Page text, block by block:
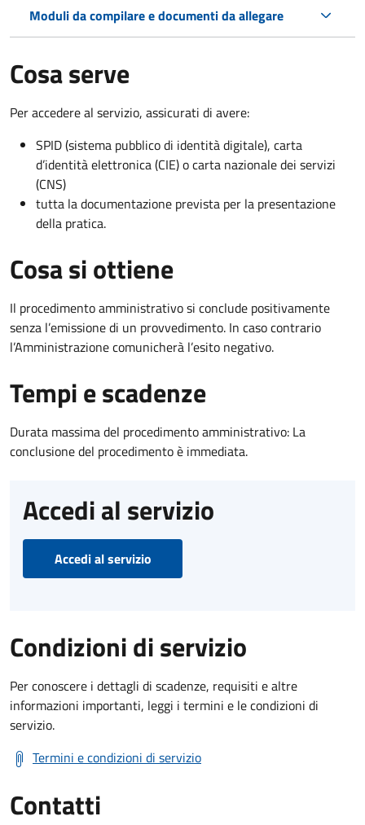
Moduli da compilare e documenti da allegare
Cosa serve
Per accedere al servizio, assicurati di avere:
SPID (sistema pubblico di identità digitale), carta
d’identità elettronica (CIE) o carta nazionale dei servizi
(CNS)
tutta la documentazione prevista per la presentazione
della pratica.
Cosa si ottiene
Il procedimento amministrativo si conclude positivamente
senza l’emissione di un provvedimento. In caso contrario
l’Amministrazione comunicherà l’esito negativo.
Tempi e scadenze
Durata massima del procedimento amministrativo: La
conclusione del procedimento è immediata.
Accedi al servizio
Accedi al servizio
Condizioni di servizio
Per conoscere i dettagli di scadenze, requisiti e altre
informazioni importanti, leggi i termini e le condizioni di
servizio.
Termini e condizioni di servizio
Contatti